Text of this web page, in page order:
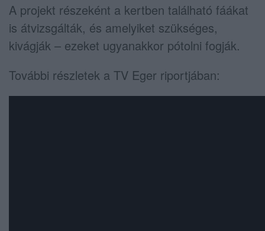
A projekt részeként a kertben található fáákat
is átvizsgálták, és amelyiket szükséges,
kivágják – ezeket ugyanakkor pótolni fogják.
További részletek a TV Eger riportjában: